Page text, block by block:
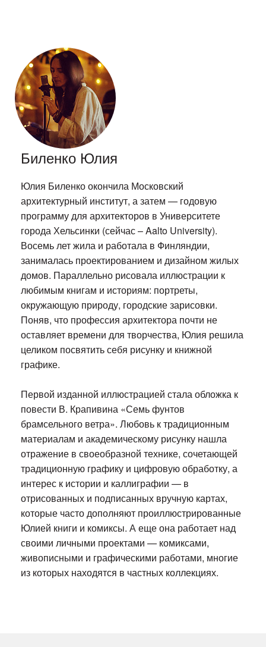
Биленко Юлия
Юлия Биленко окончила Московский
архитектурный институт, а затем — годовую
программу для архитекторов в Университете
города Хельсинки (сейчас – Aalto University).
Восемь лет жила и работала в Финляндии,
занималась проектированием и дизайном жилых
домов. Параллельно рисовала иллюстрации к
любимым книгам и историям: портреты,
окружающую природу, городские зарисовки.
Поняв, что профессия архитектора почти не
оставляет времени для творчества, Юлия решила
целиком посвятить себя рисунку и книжной
графике.
Первой изданной иллюстрацией стала обложка к
повести В. Крапивина «Семь фунтов
брамсельного ветра». Любовь к традиционным
материалам и академическому рисунку нашла
отражение в своеобразной технике, сочетающей
традиционную графику и цифровую обработку, а
интерес к истории и каллиграфии — в
отрисованных и подписанных вручную картах,
которые часто дополняют проиллюстрированные
Юлией книги и комиксы. А еще она работает над
своими личными проектами — комиксами,
живописными и графическими работами, многие
из которых находятся в частных коллекциях.